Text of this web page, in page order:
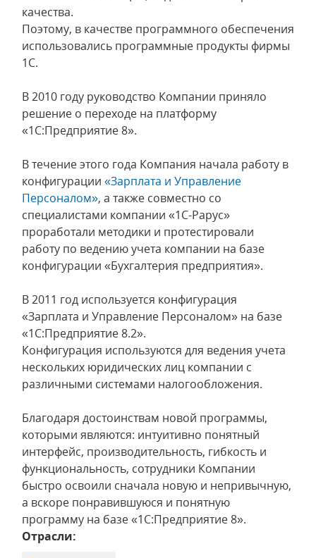
качества.
Поэтому, в качестве программного обеспечения
использовались программные продукты фирмы
1С.
В 2010 году руководство Компании приняло
решение о переходе на платформу
«1С:Предприятие 8».
В течение этого года Компания начала работу в
конфигурации «Зарплата и Управление
Персоналом», а также совместно со
специалистами компании «1С-Рарус»
проработали методики и протестировали
работу по ведению учета компании на базе
конфигурации «Бухгалтерия предприятия».
В 2011 год используется конфигурация
«Зарплата и Управление Персоналом» на базе
«1С:Предприятие 8.2».
Конфигурация используются для ведения учета
нескольких юридических лиц компании с
различными системами налогообложения.
Благодаря достоинствам новой программы,
которыми являются: интуитивно понятный
интерфейс, производительность, гибкость и
функциональность, сотрудники Компании
быстро освоили сначала новую и непривычную,
а вскоре понравившуюся и понятную
программу на базе «1С:Предприятие 8».
Отрасли: